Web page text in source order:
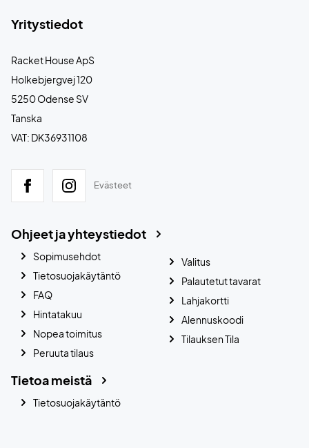
Yritystiedot
Racket House ApS
Holkebjergvej 120
5250 Odense SV
Tanska
VAT: DK36931108
Evästeet
Ohjeet ja yhteystiedot
Sopimusehdot
Tietosuojakäytäntö
FAQ
Hintatakuu
Nopea toimitus
Peruuta tilaus
Valitus
Palautetut tavarat
Lahjakortti
Alennuskoodi
Tilauksen Tila
Tietoa meistä
Tietosuojakäytäntö